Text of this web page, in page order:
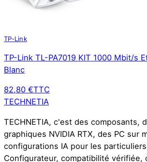
TP-Link
TP-Link TL-PA7019 KIT 1000 Mbit/s
Blanc
82,80 €TTC
TECHNETIA
TECHNETIA, c'est des composants,
graphiques NVIDIA RTX, des PC sur
configurations IA pour les
Configurateur, compatibilité vérifiée,